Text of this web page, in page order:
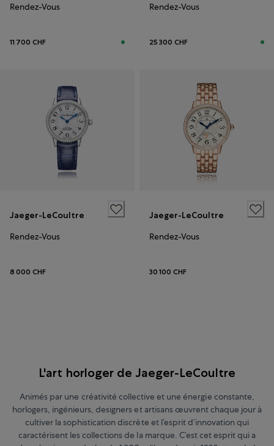
Rendez-Vous
11 700 CHF
Rendez-Vous
25 300 CHF
Jaeger-LeCoultre
Rendez-Vous
8 000 CHF
Jaeger-LeCoultre
Rendez-Vous
30 100 CHF
L'art horloger de Jaeger-LeCoultre
Animés par une créativité collective et une énergie constante,
horlogers, ingénieurs, designers et artisans œuvrent chaque jour à
cultiver la sophistication discrète et l’esprit d’innovation qui
caractérisent les collections de la marque. C’est cet esprit qui a